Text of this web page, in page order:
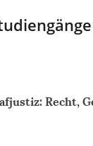
Recht,